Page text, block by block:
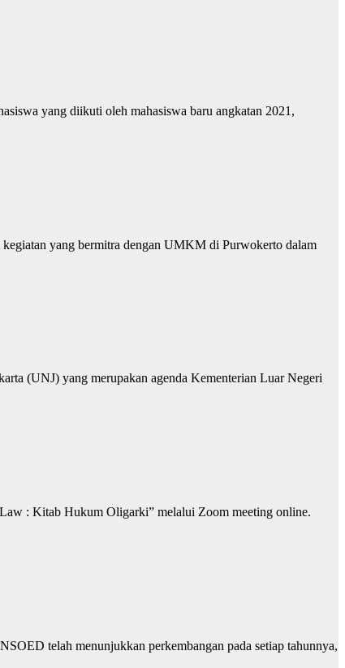
yang diikuti oleh mahasiswa baru angkatan 2021,
yang bermitra dengan UMKM di Purwokerto dalam
(UNJ) yang merupakan agenda Kementerian Luar Negeri
: Kitab Hukum Oligarki” melalui Zoom meeting online.
telah menunjukkan perkembangan pada setiap tahunnya,